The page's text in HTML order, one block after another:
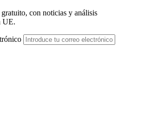
con noticias y análisis
UE.